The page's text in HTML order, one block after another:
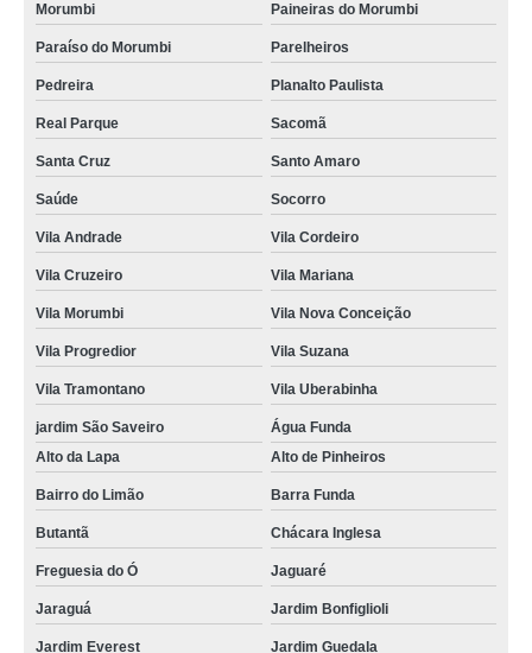
cartão em pvc personalizado preço São José dos Campos
empresa que faz cartão de visita pvc Jaçanã
cartão pvc Jardim das Acácias
cartão de visita pvc valor Jaçanã
cartão fidelidade pvc Carapicuíba
onde comprar cartão de visita pvc Amparo
cartão de visita pvc Itupeva
onde comprar cartão fidelidade pvc Parque Anhembi
onde comprar cartão de pvc personalizado São Sebastião
empresa que faz cartão de visita em pvc Jockey Club
cartão de pvc personalizado valor Campo Belo
cartão de acesso pvc Alto do Pari
Morumbi Paineiras do Morumbi
Paraíso do Morumbi Parelheiros
Pedreira Planalto Paulista
Real Parque Sacomã
Santa Cruz Santo Amaro
Saúde Socorro
Vila Andrade Vila Cordeiro
Vila Cruzeiro Vila Mariana
Vila Morumbi Vila Nova Conceição
Vila Progredior Vila Suzana
Vila Tramontano Vila Uberabinha
jardim São Saveiro
Água Funda
Alto da Lapa
Alto de Pinheiros
Bairro do Limão Barra Funda
Butantã Chácara Inglesa
Freguesia do Ó Jaguaré
Jaraguá Jardim Bonfiglioli
Jardim Everest Jardim Guedala